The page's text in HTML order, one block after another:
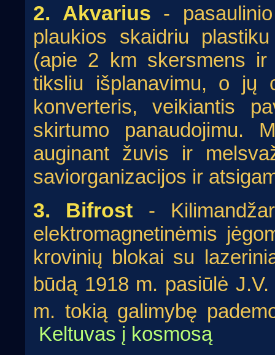
2. Akvarius -
plaukios skaidriu
(apie 2 km skersmens
tiksliu išplanavimu, o jų
konverteris, veikiantis
skirtumo panaudojimu.
auginant žuvis ir
saviorganizacijos ir
3. Bifrost -
elektromagnetinėmis
krovinių blokai su
būdą 1918 m. pasiūlė
m. tokią galimybę
Keltuvas į kosmosą